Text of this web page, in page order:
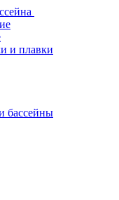
и плавки
бассейны